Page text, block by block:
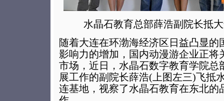
水晶石教育总部薛浩副院长抵
随着大连在环渤海经济区日益凸显的
影响力的增加，国内动漫游企业正将
市场，近日，水晶石数字教育学院总
展工作的副院长薛浩(上图左三)飞抵
连基地，视察了水晶石教育在东北的